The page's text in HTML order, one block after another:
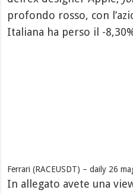
profondo rosso, con
Italiana ha perso il -
Ferrari (RACEUSDT) – daily 26
In allegato avete una